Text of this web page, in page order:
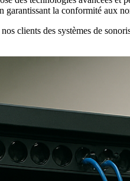
la conformité aux
clients des systèmes de